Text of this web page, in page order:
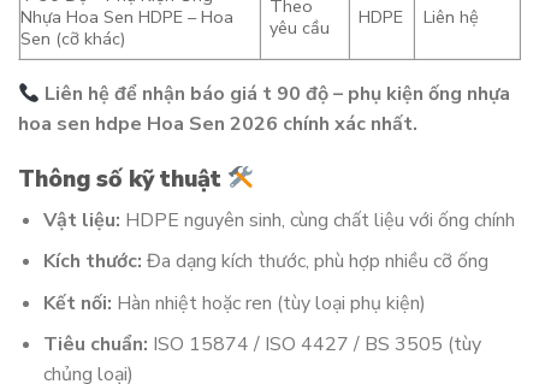
Nhựa Hoa Sen HDPE – Hoa
Sen (cỡ khác)
Theo
yêu cầu
HDPE Liên hệ
Liên hệ để nhận báo giá t 90 độ – phụ kiện ống nhựa
hoa sen hdpe Hoa Sen 2026 chính xác nhất.
Thông số kỹ thuật
Vật liệu: HDPE nguyên sinh, cùng chất liệu với ống chính
Kích thước: Đa dạng kích thước, phù hợp nhiều cỡ ống
Kết nối: Hàn nhiệt hoặc ren (tùy loại phụ kiện)
Tiêu chuẩn: ISO 15874 / ISO 4427 / BS 3505 (tùy
chủng loại)